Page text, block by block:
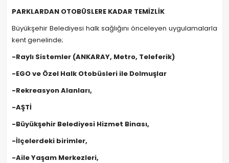
PARKLARDAN OTOBÜSLERE KADAR TEMİZLİK
Büyükşehir Belediyesi halk sağlığını önceleyen uygulamalarla
kent genelinde;
-Raylı Sistemler (ANKARAY, Metro, Teleferik)
-EGO ve Özel Halk Otobüsleri ile Dolmuşlar
-Rekreasyon Alanları,
-AŞTİ
-Büyükşehir Belediyesi Hizmet Binası,
-İlçelerdeki birimler,
-Aile Yaşam Merkezleri,